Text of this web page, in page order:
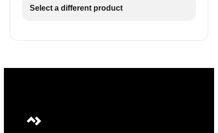
Select a different product